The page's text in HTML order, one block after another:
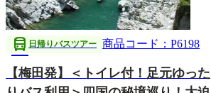
directions_bus 日帰りバスツアー 商品コード：P6198
【梅田発】＜トイレ付！足元ゆった